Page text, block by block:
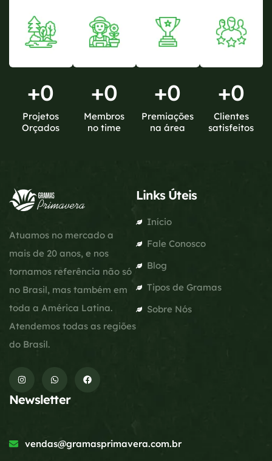
+0
Projetos
Orçados
+0
Membros
no time
+0
Premiações
na área
+0
Clientes
satisfeitos
Atuamos no mercado a
mais de 20 anos, e nos
tornamos referência não só
no Brasil, mas também em
toda a América Latina.
Atendemos todas as regiões
do Brasil.
Links Úteis
Início
Fale Conosco
Blog
Tipos de Gramas
Sobre Nós
Newsletter
vendas@gramasprimavera.com.br